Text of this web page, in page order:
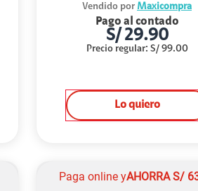
Vendido por Maxicompra
Pago al contado
S/ 29.90
Precio regular: S/ 99.00
Lo quiero
Paga online yAHORRA S/